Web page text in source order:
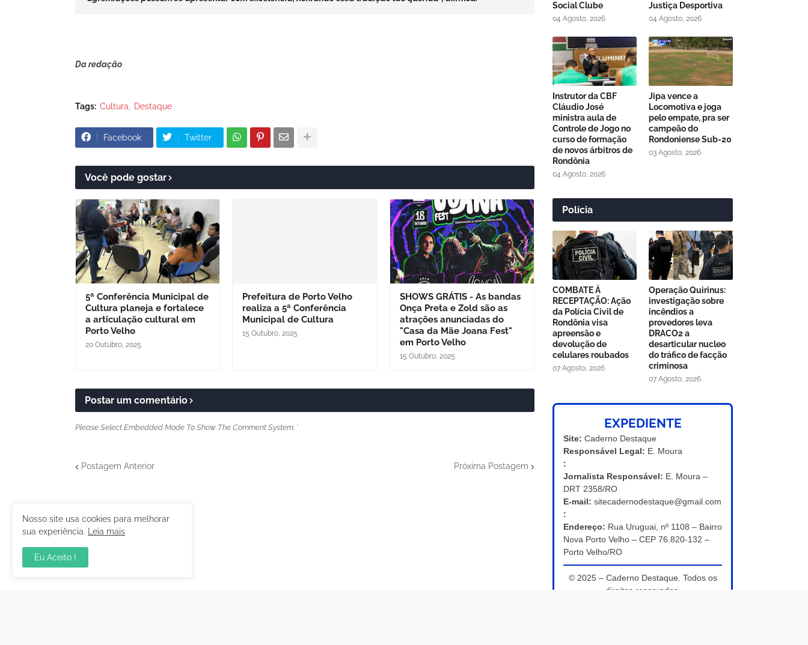
Da redação
Tags: Cultura Destaque
Facebook Twitter
Você pode gostar
5ª Conferência Municipal de
Cultura planeja e fortalece
a articulação cultural em
Porto Velho
20 Outubro, 2025
Prefeitura de Porto Velho
realiza a 5ª Conferência
Municipal de Cultura
15 Outubro, 2025
SHOWS GRÁTIS - As bandas
Onça Preta e Zold são as
atrações anunciadas do
"Casa da Mãe Joana Fest"
em Porto Velho
15 Outubro, 2025
Postar um comentário
Please Select Embedded Mode To Show The Comment System. *
Postagem Anterior Próxima Postagem
Social Clube
04 Agosto, 2026
Justiça Desportiva
04 Agosto, 2026
Instrutor da CBF
Cláudio José
ministra aula de
Controle de Jogo no
curso de formação
de novos árbitros de
Rondônia
04 Agosto, 2026
Jipa vence a
Locomotiva e joga
pelo empate, pra ser
campeão do
Rondoniense Sub-20
03 Agosto, 2026
Polícia
COMBATE À
RECEPTAÇÃO: Ação
da Polícia Civil de
Rondônia visa
apreensão e
devolução de
celulares roubados
07 Agosto, 2026
Operação Quirinus:
investigação sobre
incêndios a
provedores leva
DRACO2 a
desarticular nucleo
do tráfico de facção
criminosa
07 Agosto, 2026
EXPEDIENTE
Site: Caderno Destaque
Responsável Legal: E. Moura
:
Jornalista Responsável: E. Moura –
DRT 2358/RO
E-mail: sitecadernodestaque@gmail.com
:
Endereço: Rua Uruguai, nº 1108 – Bairro
Nova Porto Velho – CEP 76.820-132 –
Porto Velho/RO
© 2025 – Caderno Destaque. Todos os
direitos reservados.
Nosso site usa cookies para melhorar
sua experiência.
Leia mais
Eu Aceito !